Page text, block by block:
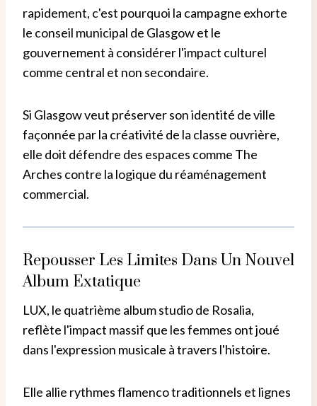
rapidement, c'est pourquoi la campagne exhorte
le conseil municipal de Glasgow et le
gouvernement à considérer l'impact culturel
comme central et non secondaire.
Si Glasgow veut préserver son identité de ville
façonnée par la créativité de la classe ouvrière,
elle doit défendre des espaces comme The
Arches contre la logique du réaménagement
commercial.
Repousser Les Limites Dans Un Nouvel
Album Extatique
LUX, le quatrième album studio de Rosalia,
reflète l'impact massif que les femmes ont joué
dans l'expression musicale à travers l'histoire.
Elle allie rythmes flamenco traditionnels et lignes